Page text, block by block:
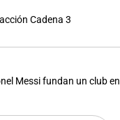
Cadena 3
Messi fundan un club